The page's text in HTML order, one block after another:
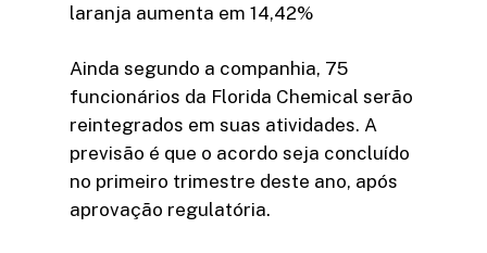
laranja aumenta em 14,42%
Ainda segundo a companhia, 75
funcionários da Florida Chemical serão
reintegrados em suas atividades. A
previsão é que o acordo seja concluído
no primeiro trimestre deste ano, após
aprovação regulatória.